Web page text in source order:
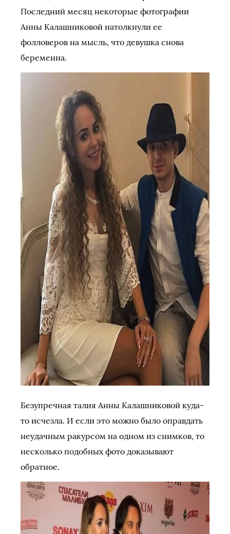
Последний месяц некоторые фотографии
Анны Калашниковой натолкнули ее
фолловеров на мысль, что девушка снова
беременна.
Безупречная талия Анны Калашниковой куда-
то исчезла. И если это можно было оправдать
неудачным ракурсом на одном из снимков, то
несколько подобных фото доказывают
обратное.